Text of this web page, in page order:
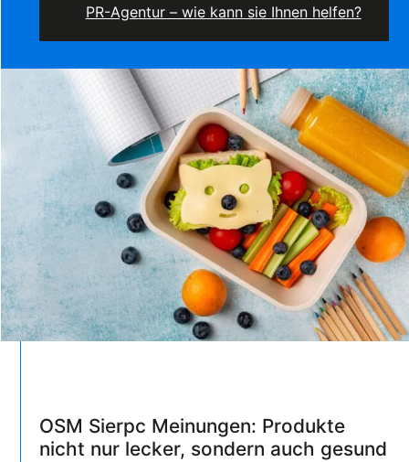
PR-Agentur – wie kann sie Ihnen helfen?
OSM Sierpc Meinungen: Produkte
nicht nur lecker, sondern auch gesund